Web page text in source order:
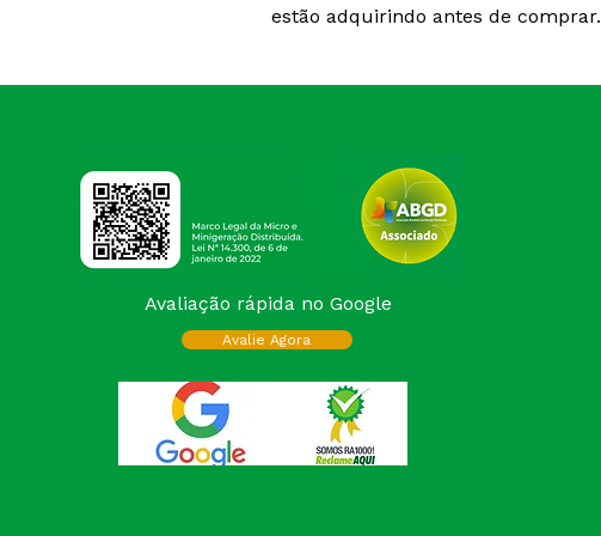
estão adquirindo antes de comprar.
Avaliação rápida no Google
Avalie Agora